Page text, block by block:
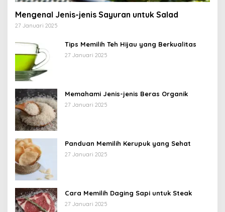
Mengenal Jenis-jenis Sayuran untuk Salad
27 Januari 2025
Tips Memilih Teh Hijau yang Berkualitas
27 Januari 2025
Memahami Jenis-jenis Beras Organik
27 Januari 2025
Panduan Memilih Kerupuk yang Sehat
27 Januari 2025
Cara Memilih Daging Sapi untuk Steak
27 Januari 2025